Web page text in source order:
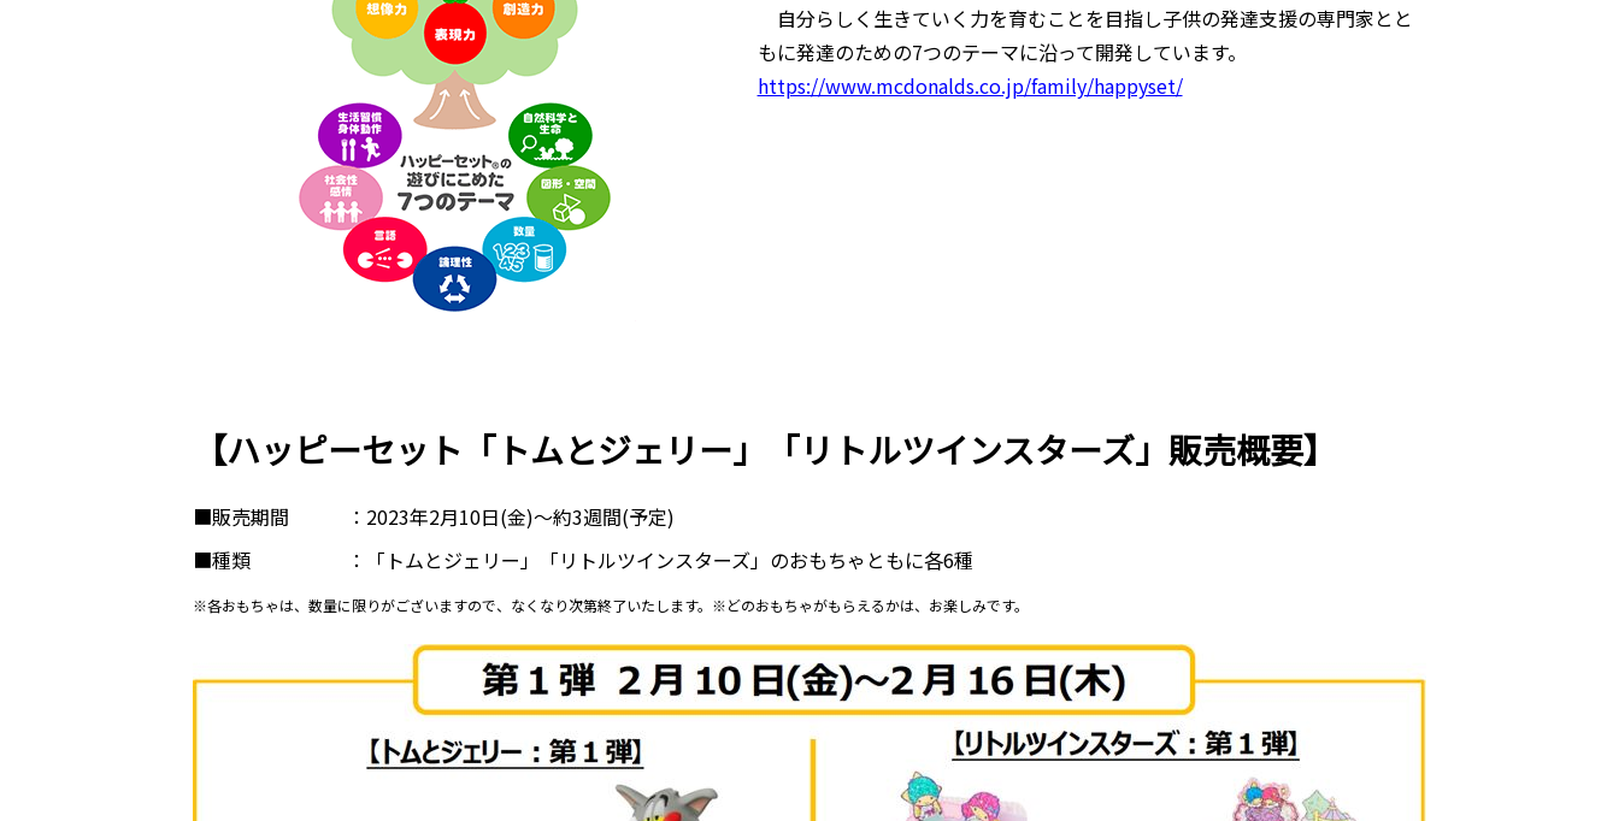
自分らしく生きていく力を育むことを目指し子供の発達支援の専門家とと
もに発達のための7つのテーマに沿って開発しています。
https://www.mcdonalds.co.jp/family/happyset/
【ハッピーセット「トムとジェリー」「リトルツインスターズ」販売概要】
■販売期間
2023年2月10日(金)～約3週間(予定)
■種類
「トムとジェリー」「リトルツインスターズ」のおもちゃともに各6種
※各おもちゃは、数量に限りがございますので、なくなり次第終了いたします。※どのおもちゃがもらえるかは、お楽しみです。